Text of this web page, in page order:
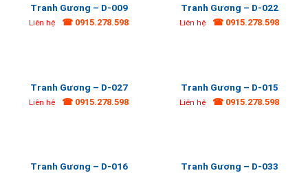
Tranh Gương – D-009
Liên hệ ☎ 0915.278.598
Tranh Gương – D-022
Liên hệ ☎ 0915.278.598
Tranh Gương – D-027
Liên hệ ☎ 0915.278.598
Tranh Gương – D-015
Liên hệ ☎ 0915.278.598
Tranh Gương – D-016 Tranh Gương – D-033